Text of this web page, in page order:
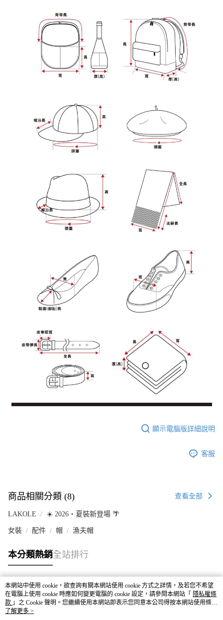
顯示電腦版詳細說明
客服
商品相關分類 (8) 查看全部
LAKOLE ☀️ 2026・夏裝新登場 🌴
女裝 配件 帽 漁夫帽
本分類熱銷全站排行
熱門標籤
本網站中使用 cookie，欲查詢有關本網站使用 cookie 方式之詳情，及若您不希望
在電腦上使用 cookie 時應如何變更電腦的 cookie 設定，請參閱本網站「 隱私權條
款 」之 Cookie 聲明。您繼續使用本網站即表示您同意本公司得按本網站使用條款
之 Cookie 聲明使用 cookie。
了解更多 >